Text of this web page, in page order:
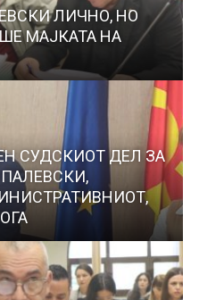
ЛИЧНО, НО
МАЈКАТА НА
СУДСКИОТ ДЕЛ ЗА